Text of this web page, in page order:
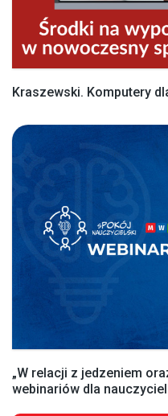
Kraszewski. Komputery
„W relacji z jedzeniem
webinariów dla